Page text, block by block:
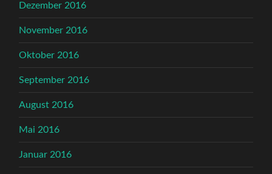
Dezember 2016
November 2016
Oktober 2016
September 2016
August 2016
Mai 2016
Januar 2016